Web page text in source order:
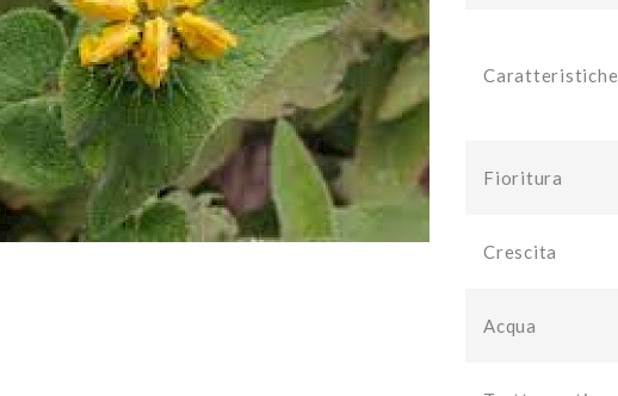
Caratteristiche
Fioritura
Crescita
Acqua